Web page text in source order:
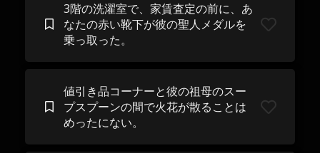
3階の洗濯室で、家賃査定の前に、あ
なたの赤い靴下が彼の聖人メダルを
乗っ取った。
値引き品コーナーと彼の祖母のスー
プスプーンの間で火花が散ることは
めったにない。